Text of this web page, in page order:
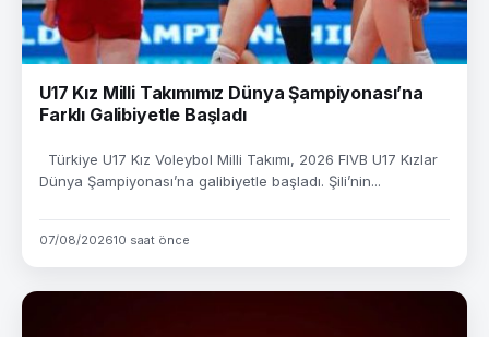
U17 Kız Milli Takımımız Dünya Şampiyonası’na
Farklı Galibiyetle Başladı
Türkiye U17 Kız Voleybol Milli Takımı, 2026 FIVB U17 Kızlar
Dünya Şampiyonası’na galibiyetle başladı. Şili’nin...
07/08/202610 saat önce